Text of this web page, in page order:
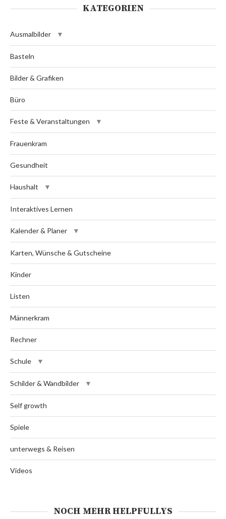
KATEGORIEN
Ausmalbilder
Basteln
Bilder & Grafiken
Büro
Feste & Veranstaltungen
Frauenkram
Gesundheit
Haushalt
Interaktives Lernen
Kalender & Planer
Karten, Wünsche & Gutscheine
Kinder
Listen
Männerkram
Rechner
Schule
Schilder & Wandbilder
Self growth
Spiele
unterwegs & Reisen
Videos
NOCH MEHR HELPFULLYS